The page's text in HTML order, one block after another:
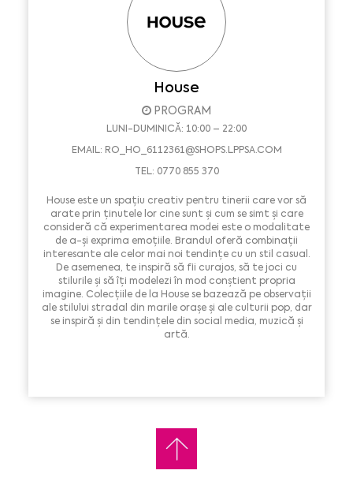
House
PROGRAM
LUNI-DUMINICĂ: 10:00 – 22:00
EMAIL: RO_HO_6112361@SHOPS.LPPSA.COM
TEL: 0770 855 370
House este un spațiu creativ pentru tinerii care vor să
arate prin ținutele lor cine sunt și cum se simt și care
consideră că experimentarea modei este o modalitate
de a-și exprima emoțiile. Brandul oferă combinații
interesante ale celor mai noi tendințe cu un stil casual.
De asemenea, te inspiră să fii curajos, să te joci cu
stilurile și să îți modelezi în mod conștient propria
imagine. Colecțiile de la House se bazează pe observații
ale stilului stradal din marile orașe și ale culturii pop, dar
se inspiră și din tendințele din social media, muzică și
artă.